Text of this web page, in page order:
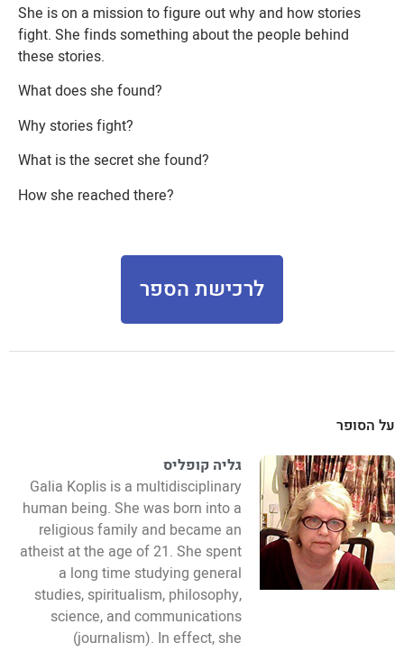
She is on a mission to figure out why and how stories
fight. She finds something about the people behind
these stories.
What does she found?
Why stories fight?
What is the secret she found?
How she reached there?
לרכישת הספר
על הסופר
גליה קופליס
Galia Koplis is a multidisciplinary
human being. She was born into a
religious family and became an
atheist at the age of 21. She spent
a long time studying general
studies, spiritualism, philosophy,
science, and communications
(journalism). In effect, she